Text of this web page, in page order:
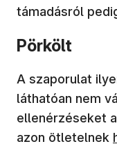
támadásról
Pörkölt
A szaporulat
láthatóan nem
ellenérzéseket
azon ötletelnek